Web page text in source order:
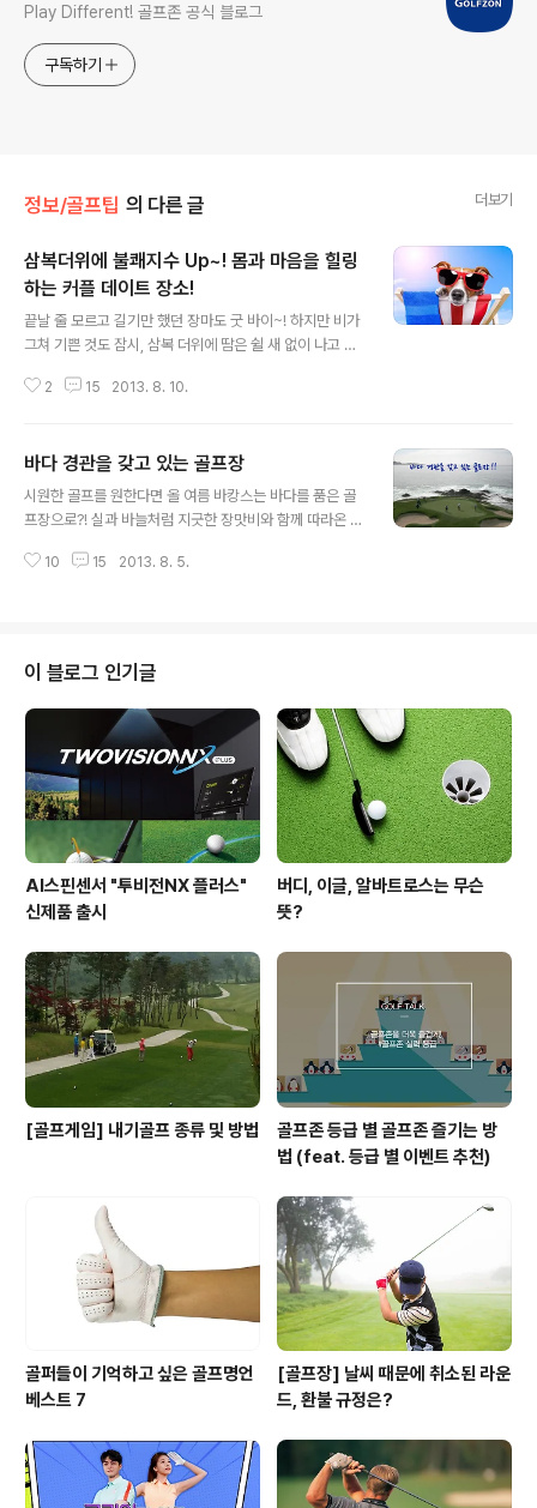
Play Different! 골프존 공식 블로그
구독하기
정보/골프팁 의 다른 글 더보기
삼복더위에 불쾌지수 Up~! 몸과 마음을 힐링
하는 커플 데이트 장소!
끝날 줄 모르고 길기만 했던 장마도 굿 바이~! 하지만 비가
그쳐 기쁜 것도 잠시, 삼복 더위에 땀은 쉴 새 없이 나고 불
웃도는 열대야 덕에 잠도 이루기 힘든 요즘, 몸과 마음을 힐
날씨는 무덥고, 바닷가로 떠나기엔 사람도 많고 몸매도 자
신이 없고, 해외로 떠나기에는 지갑이 가벼워 고민이라면,
시원한 영화관에서 다양한 장르의 영화를 보며 커플 데이
월 초는 전통적으로 극장 최대 성수기로 꼽히는데요, 영화
2 15 2013. 8. 10.
바다 경관을 갖고 있는 골프장
시원한 골프를 원한다면 올 여름 바캉스는 바다를 품은 골
프장으로?! 실과 바늘처럼 지긋한 장맛비와 함께 따라온 것
는데요~ ‘가족들과 휴가도 가야 하고… 골프도 치고 싶
한민국에는 바다를 끼고 또는 뷰로 하여 설계된 골프장들
이 있는데요, 골프존 페이스북에서 골팬님들이 멋진 골프
장을 추천해 주셨답니다. 여수 경도 골프 & 리조트 ‘여수 밤
바다 ~♪’ 이 노래 만으로도 무지무지 가고 싶어지는 땅끝
마을 여수. 아름다운 한려수도와 섬과 갯벌 등 천혜의 관광
자원을 자랑하는 여수앞바다에 해..
10 15 2013. 8. 5.
이 블로그 인기글
AI스핀센서 "투비전NX 플러스"
신제품 출시
버디, 이글, 알바트로스는 무슨
뜻?
[골프게임] 내기골프 종류 및 방법
골프존 등급 별 골프존 즐기는 방
법 (feat. 등급 별 이벤트 추천)
골퍼들이 기억하고 싶은 골프명언
베스트 7
[골프장] 날씨 때문에 취소된 라운
드, 환불 규정은?